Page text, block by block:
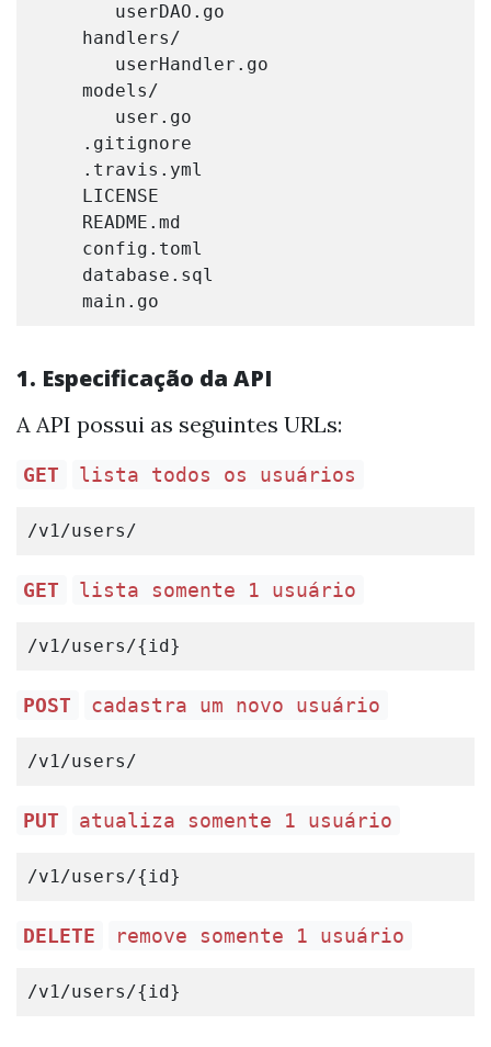
userDAO . go
handlers/
userHandler . go
models/
user . go
. gitignore
. travis . yml
LICENSE
README . md
config . toml
database . sql
main . go
1. Especificação da API
A API possui as seguintes URLs:
GET lista todos os usuários
/v1/users/
GET lista somente 1 usuário
/v1/users/{id}
POST cadastra um novo usuário
/v1/users/
PUT atualiza somente 1 usuário
/v1/users/{id}
DELETE remove somente 1 usuário
/v1/users/{id}